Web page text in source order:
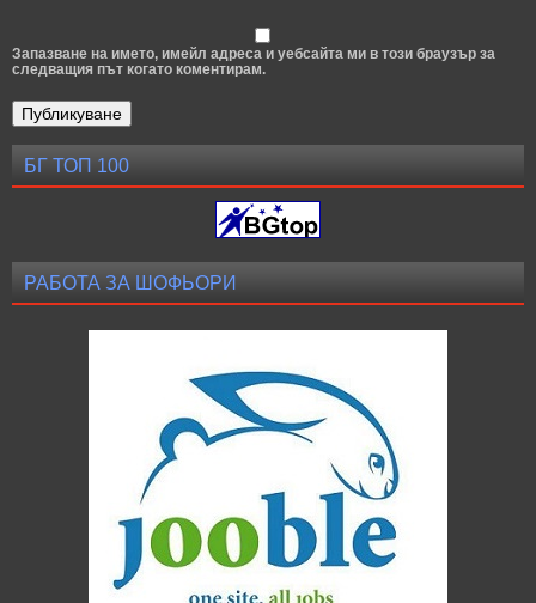
Запазване на името, имейл адреса и уебсайта ми в този браузър за
следващия път когато коментирам.
БГ ТОП 100
РАБОТА ЗА ШОФЬОРИ